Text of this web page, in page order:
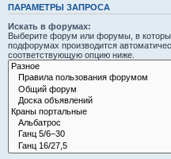
ПАРАМЕТРЫ ЗАПРОСА
Искать в форумах:
Выберите форум или форумы, в
подфорумах производится
соответствующую опцию ниже.